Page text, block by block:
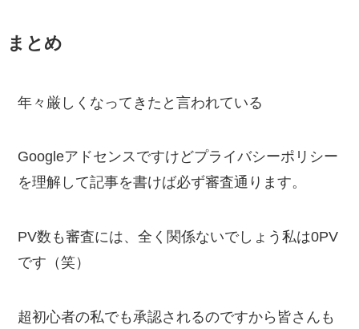
まとめ
年々厳しくなってきたと言われている
Googleアドセンスですけどプライバシーポリシー
を理解して記事を書けば必ず審査通ります。
PV数も審査には、全く関係ないでしょう私は0PV
です（笑）
超初心者の私でも承認されるのですから皆さんも